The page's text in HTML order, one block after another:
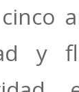
y